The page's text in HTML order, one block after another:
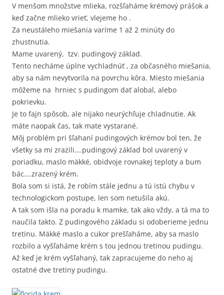
V menšom množstve mlieka, rozšľaháme krémový prášok a
keď začne mlieko vrieť, vlejeme ho .
Za neustáleho miešania varíme 1 až 2 minúty do
zhustnutia.
Mame uvarený, tzv. pudingový základ.
Tento necháme úplne vychladnúť , za občasného miešania,
aby sa nám nevytvorila na povrchu kôra. Miesto miešania
môžeme na hrniec s pudingom dať alobal, alebo
pokrievku.
Je to fajn spôsob, ale nijako neurýchľuje chladnutie. Ak
máte naopak čas, tak mate vystarané.
Môj problém pri šľahaní pudingových krémov bol ten, že
všetky sa mi zrazili….pudingový základ bol uvarený v
poriadku, maslo mäkké, obidvoje rovnakej teploty a bum
bác….zrazený krém.
Bola som si istá, že robím stále jednu a tú istú chybu v
technologickom postupe, len som netušila akú.
A tak som išla na poradu k mamke, tak ako vždy, a tá ma to
naučila takto. Z pudingového základu si odoberieme jednu
tretinu. Mäkké maslo a cukor prešľaháme, aby sa maslo
rozbilo a vyšľaháme krém s tou jednou tretinou pudingu.
Až keď je krém vyšľahaný, tak zapracujeme do neho aj
ostatné dve tretiny pudingu.